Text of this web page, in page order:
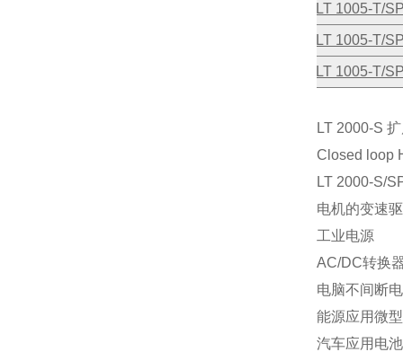
LT 1005-T/
LT 1005-T/
LT 1005-T/
LT 2000-S
Closed loop
LT 2000-S/
电机的变速
工业电源
AC/DC转换
电脑不间断
能源应用微
汽车应用电